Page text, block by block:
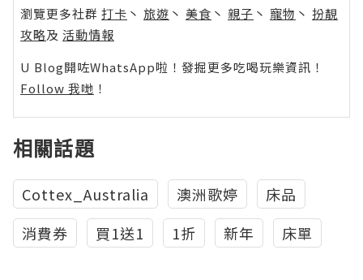
瀏覽更多社群 打卡 丶 旅遊 丶 美食 丶 親子 丶 寵物 丶 扮靚
攻略及 活動情報
U Blog開咗WhatsApp啦！發掘更多吃喝玩樂資訊！
Follow 我哋 ！
相關話題
Cottex_Australia 澳洲歌婷
床品
消費券
買1送1 1折 新年 床單